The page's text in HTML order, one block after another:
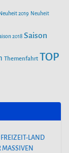
Neuheit 2019 Neuheit
2018 Saison
Themenfahrt TOP
FREIZEIT-LAND
MASSIVEN